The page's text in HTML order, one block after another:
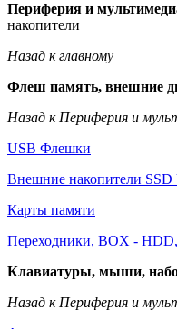
Периферия и
накопители
Назад к главному
Флеш память, внешние
Назад к Периферия и
USB Флешки
Внешние накопители SSD
Карты памяти
Переходники, BOX -
Клавиатуры, мыши,
Назад к Периферия и